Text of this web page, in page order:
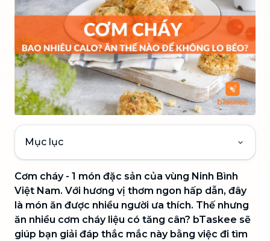
Mục lục
Cơm cháy - 1 món đặc sản của vùng Ninh Bình
Việt Nam. Với hương vị thơm ngon hấp dẫn, đây
là món ăn được nhiều người ưa thích. Thế nhưng
ăn nhiều cơm cháy liệu có tăng cân? bTaskee sẽ
giúp bạn giải đáp thắc mắc này bằng việc đi tìm